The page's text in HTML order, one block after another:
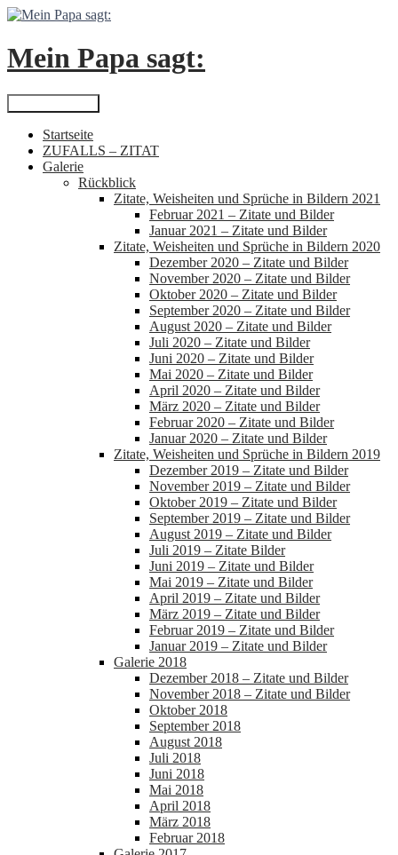
Zum
springen
Mein Papa sagt:
Suchen
Startseite
ZUFALLS – ZITAT
Galerie
Rückblick
Zitate, Weisheiten und Sprüche in Bildern 2021
Februar 2021 – Zitate und Bilder
Januar 2021 – Zitate und Bilder
Zitate, Weisheiten und Sprüche in Bildern 2020
Dezember 2020 – Zitate und Bilder
November 2020 – Zitate und Bilder
Oktober 2020 – Zitate und Bilder
September 2020 – Zitate und Bilder
August 2020 – Zitate und Bilder
Juli 2020 – Zitate und Bilder
Juni 2020 – Zitate und Bilder
Mai 2020 – Zitate und Bilder
April 2020 – Zitate und Bilder
März 2020 – Zitate und Bilder
Februar 2020 – Zitate und Bilder
Januar 2020 – Zitate und Bilder
Zitate, Weisheiten und Sprüche in Bildern 2019
Dezember 2019 – Zitate und Bilder
November 2019 – Zitate und Bilder
Oktober 2019 – Zitate und Bilder
September 2019 – Zitate und Bilder
August 2019 – Zitate und Bilder
Juli 2019 – Zitate Bilder
Juni 2019 – Zitate und Bilder
Mai 2019 – Zitate und Bilder
April 2019 – Zitate und Bilder
März 2019 – Zitate und Bilder
Februar 2019 – Zitate und Bilder
Januar 2019 – Zitate und Bilder
Galerie 2018
Dezember 2018 – Zitate und Bilder
November 2018 – Zitate und Bilder
Oktober 2018
September 2018
August 2018
Juli 2018
Juni 2018
Mai 2018
April 2018
März 2018
Februar 2018